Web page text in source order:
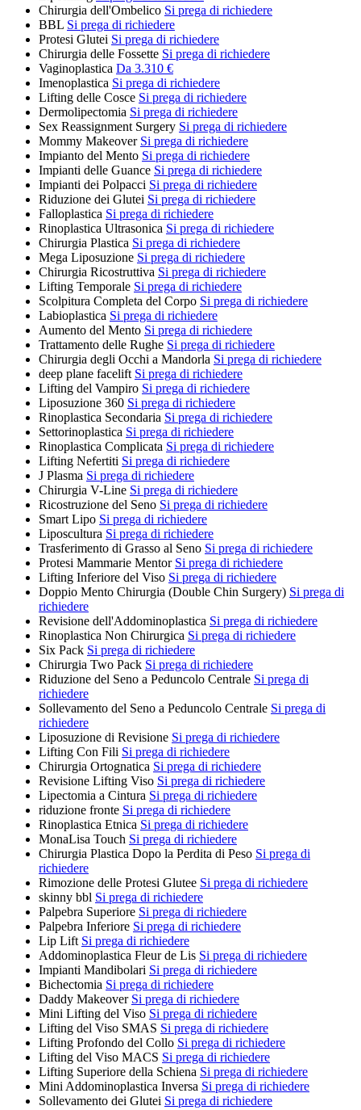
Chirurgia dell'Ombelico Si prega di richiedere
BBL Si prega di richiedere
Protesi Glutei Si prega di richiedere
Chirurgia delle Fossette Si prega di richiedere
Vaginoplastica Da 3.310 €
Imenoplastica Si prega di richiedere
Lifting delle Cosce Si prega di richiedere
Dermolipectomia Si prega di richiedere
Sex Reassignment Surgery Si prega di richiedere
Mommy Makeover Si prega di richiedere
Impianto del Mento Si prega di richiedere
Impianti delle Guance Si prega di richiedere
Impianti dei Polpacci Si prega di richiedere
Riduzione dei Glutei Si prega di richiedere
Falloplastica Si prega di richiedere
Rinoplastica Ultrasonica Si prega di richiedere
Chirurgia Plastica Si prega di richiedere
Mega Liposuzione Si prega di richiedere
Chirurgia Ricostruttiva Si prega di richiedere
Lifting Temporale Si prega di richiedere
Scolpitura Completa del Corpo Si prega di richiedere
Labioplastica Si prega di richiedere
Aumento del Mento Si prega di richiedere
Trattamento delle Rughe Si prega di richiedere
Chirurgia degli Occhi a Mandorla Si prega di richiedere
deep plane facelift Si prega di richiedere
Lifting del Vampiro Si prega di richiedere
Liposuzione 360 Si prega di richiedere
Rinoplastica Secondaria Si prega di richiedere
Settorinoplastica Si prega di richiedere
Rinoplastica Complicata Si prega di richiedere
Lifting Nefertiti Si prega di richiedere
J Plasma Si prega di richiedere
Chirurgia V-Line Si prega di richiedere
Ricostruzione del Seno Si prega di richiedere
Smart Lipo Si prega di richiedere
Liposcultura Si prega di richiedere
Trasferimento di Grasso al Seno Si prega di richiedere
Protesi Mammarie Mentor Si prega di richiedere
Lifting Inferiore del Viso Si prega di richiedere
Doppio Mento Chirurgia (Double Chin Surgery) Si prega di
richiedere
Revisione dell'Addominoplastica Si prega di richiedere
Rinoplastica Non Chirurgica Si prega di richiedere
Six Pack Si prega di richiedere
Chirurgia Two Pack Si prega di richiedere
Riduzione del Seno a Peduncolo Centrale Si prega di
richiedere
Sollevamento del Seno a Peduncolo Centrale Si prega di
richiedere
Liposuzione di Revisione Si prega di richiedere
Lifting Con Fili Si prega di richiedere
Chirurgia Ortognatica Si prega di richiedere
Revisione Lifting Viso Si prega di richiedere
Lipectomia a Cintura Si prega di richiedere
riduzione fronte Si prega di richiedere
Rinoplastica Etnica Si prega di richiedere
MonaLisa Touch Si prega di richiedere
Chirurgia Plastica Dopo la Perdita di Peso Si prega di
richiedere
Rimozione delle Protesi Glutee Si prega di richiedere
skinny bbl Si prega di richiedere
Palpebra Superiore Si prega di richiedere
Palpebra Inferiore Si prega di richiedere
Lip Lift Si prega di richiedere
Addominoplastica Fleur de Lis Si prega di richiedere
Impianti Mandibolari Si prega di richiedere
Bichectomia Si prega di richiedere
Daddy Makeover Si prega di richiedere
Mini Lifting del Viso Si prega di richiedere
Lifting del Viso SMAS Si prega di richiedere
Lifting Profondo del Collo Si prega di richiedere
Lifting del Viso MACS Si prega di richiedere
Lifting Superiore della Schiena Si prega di richiedere
Mini Addominoplastica Inversa Si prega di richiedere
Sollevamento dei Glutei Si prega di richiedere